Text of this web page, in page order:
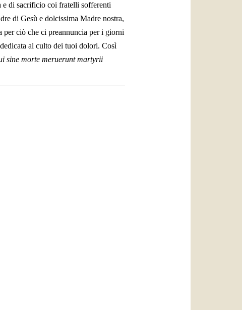
e di sacrificio coi fratelli sofferenti
di Gesù e dolcissima Madre nostra,
per ciò che ci preannuncia per i giorni
al culto dei tuoi dolori. Così
sine morte meruerunt martyrii